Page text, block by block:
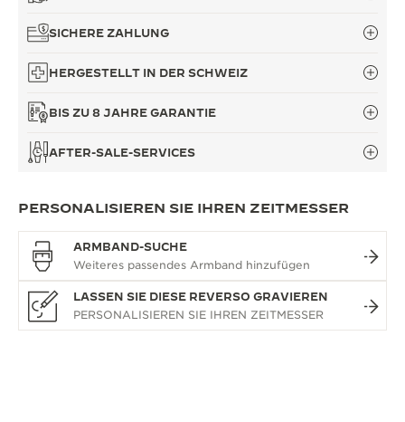
SICHERE ZAHLUNG
HERGESTELLT IN DER SCHWEIZ
BIS ZU 8 JAHRE GARANTIE
AFTER-SALE-SERVICES
PERSONALISIEREN SIE IHREN ZEITMESSER
ARMBAND-SUCHE
LASSEN SIE DIESE REVERSO GRAVIEREN